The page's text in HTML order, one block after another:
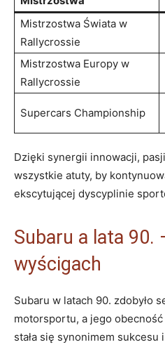
Mistrzostwa Świata w
Rallycrossie
Mistrzostwa Europy w
Rallycrossie
Supercars Championship
Dzięki synergii innowacji,
wszystkie atuty, by
ekscytującej dyscyplinie
Subaru a lata 90.
wyścigach
Subaru w latach 90. zdobyło
motorsportu, a jego
stała się synonimem sukcesu